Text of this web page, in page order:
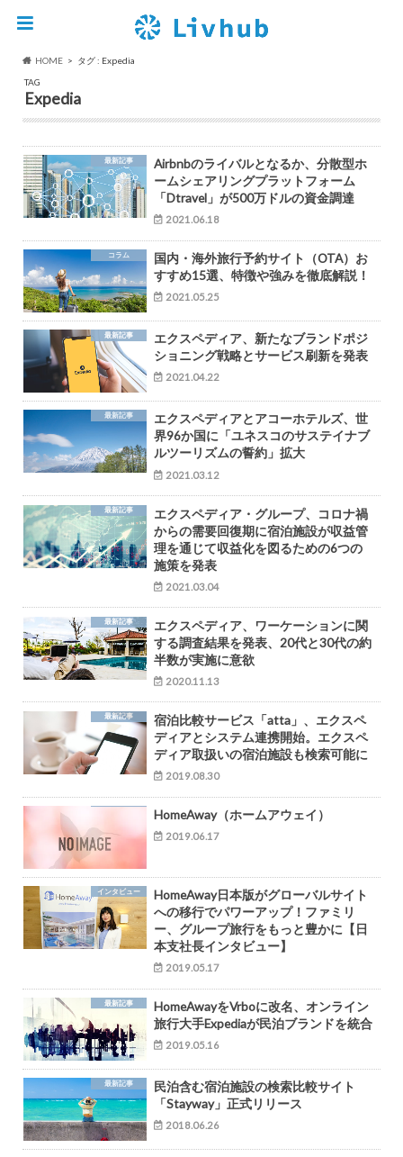
HOME
タグ : Expedia
TAG
Expedia
最新記事
Airbnbのライバルとなるか、分散型ホ
ームシェアリングプラットフォーム
「Dtravel」が500万ドルの資金調達
2021.06.18
コラム
国内・海外旅行予約サイト（OTA）お
すすめ15選、特徴や強みを徹底解説！
2021.05.25
最新記事
エクスペディア、新たなブランドポジ
ショニング戦略とサービス刷新を発表
2021.04.22
最新記事
エクスペディアとアコーホテルズ、世
界96か国に「ユネスコのサステイナブ
ルツーリズムの誓約」拡大
2021.03.12
最新記事
エクスペディア・グループ、コロナ禍
からの需要回復期に宿泊施設が収益管
理を通じて収益化を図るための6つの
施策を発表
2021.03.04
最新記事
エクスペディア、ワーケーションに関
する調査結果を発表、20代と30代の約
半数が実施に意欲
2020.11.13
最新記事
宿泊比較サービス「atta」、エクスペ
ディアとシステム連携開始。エクスペ
ディア取扱いの宿泊施設も検索可能に
2019.08.30
HomeAway（ホームアウェイ）
2019.06.17
インタビュー
HomeAway日本版がグローバルサイト
への移行でパワーアップ！ファミリ
ー、グループ旅行をもっと豊かに【日
本支社長インタビュー】
2019.05.17
最新記事
HomeAwayをVrboに改名、オンライン
旅行大手Expediaが民泊ブランドを統合
2019.05.16
最新記事
民泊含む宿泊施設の検索比較サイト
「Stayway」正式リリース
2018.06.26